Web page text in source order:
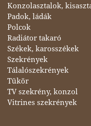
Konzolasztalok,
Padok, ládák
Polcok
Radiátor takaró
Székek, karosszékek
Szekrények
Tálalószekrények
Tükör
TV szekrény, konzol
Vitrines szekrények